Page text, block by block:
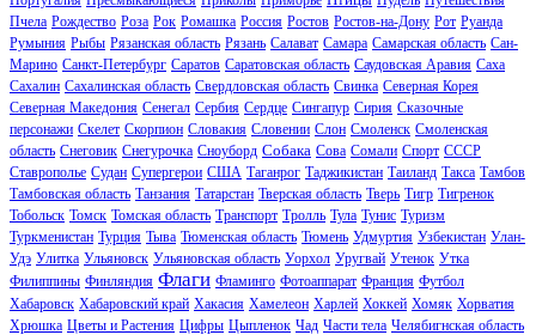
Пчела Рождество Роза Рок Ромашка Россия Ростов Ростов-на-Дону Рот Руанда
Румыния Рыбы Рязанская область Рязань Салават Самара Самарская область Сан-
Марино Санкт-Петербург Саратов Саратовская область Саудовская Аравия Саха
Сахалин Сахалинская область Свердловская область Свинка Северная Корея
Северная Македония Сенегал Сербия Сердце Сингапур Сирия Сказочные
персонажи Скелет Скорпион Словакия Словении Слон Смоленск Смоленская
область Снеговик Снегурочка Сноуборд Собака Сова Сомали Спорт СССР
Ставрополье Судан Супергерои США Таганрог Таджикистан Таиланд Такса Тамбов
Тамбовская область Танзания Татарстан Тверская область Тверь Тигр Тигренок
Тобольск Томск Томская область Транспорт Тролль Тула Тунис Туризм
Туркменистан Турция Тыва Тюменская область Тюмень Удмуртия Узбекистан Улан-
Удэ Улитка Ульяновск Ульяновская область Уорхол Уругвай Утенок Утка
Филиппины Финляндия Флаги Фламинго Фотоаппарат Франция Футбол
Хабаровск Хабаровский край Хакасия Хамелеон Харлей Хоккей Хомяк Хорватия
Хрюшка Цветы и Растения Цифры Цыпленок Чад Части тела Челябигнская область